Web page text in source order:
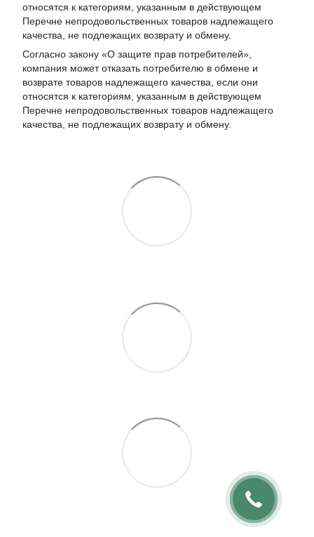
относятся к категориям, указанным в действующем
Перечне непродовольственных товаров надлежащего
качества, не подлежащих возврату и обмену.
Согласно закону «О защите прав потребителей»,
компания может отказать потребителю в обмене и
возврате товаров надлежащего качества, если они
относятся к категориям, указанным в действующем
Перечне непродовольственных товаров надлежащего
качества, не подлежащих возврату и обмену.